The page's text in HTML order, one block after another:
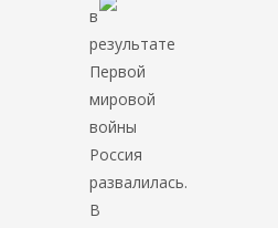
в
результате
Первой
мировой
войны
Россия
развалилась.
В